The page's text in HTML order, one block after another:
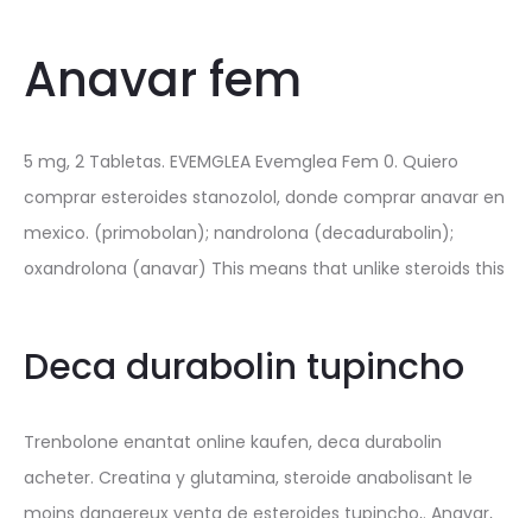
Anavar fem
5 mg, 2 Tabletas. EVEMGLEA Evemglea Fem 0. Quiero
comprar esteroides stanozolol, donde comprar anavar en
mexico. (primobolan); nandrolona (decadurabolin);
oxandrolona (anavar) This means that unlike steroids this
Deca durabolin tupincho
Trenbolone enantat online kaufen, deca durabolin
acheter. Creatina y glutamina, steroide anabolisant le
moins dangereux venta de esteroides tupincho,. Anavar,